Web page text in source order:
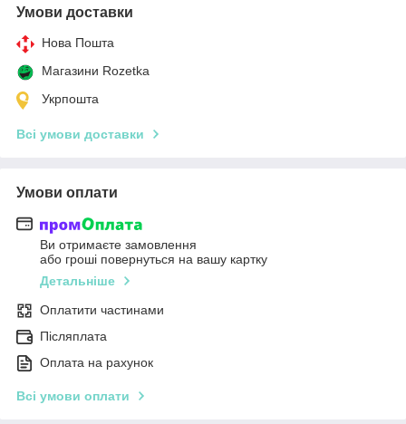
Умови доставки
Нова Пошта
Магазини Rozetka
Укрпошта
Всі умови доставки
Умови оплати
Ви отримаєте замовлення
або гроші повернуться на вашу картку
Детальніше
Оплатити частинами
Післяплата
Оплата на рахунок
Всі умови оплати